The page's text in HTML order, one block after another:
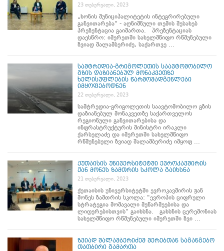
23 თებერვალი, 2023
„ხონის მუნიციპალიტეტის ინტეგრირებული
განვითარება“ - აღნიშნული თემის შესახებ
პრეზენტაცია გაიმართა. პრეზენტაციას
დაესწრო: იმერეთში სახელმწიფო რწმუნებული
ზვიად შალამბერიძე, საქართვე ...
სამტრედია-გრიგოლეთის საავტომობილო
გზის დაზიანებულ მონაკვეთზე
ხელისუფლების წარმომადგენლები
იმყოფებოდნენ
22 თებერვალი, 2023
სამტრედია-გრიგოლეთის საავტომობილო გზის
დაზიანებულ მონაკვეთზე საქართველოს
რეგიონული განვითარებისა და
ინფრასტრუქტურის მინისტრი ირაკლი
ქარსელაძე და იმერეთში სახელმწიფო
რწმუნებული ზვიად შალამბერიძე იმყოფ ...
ქუთაისის უნივერსიტეტში ევროკავშირის
ჟან მონეს ზამთრის სკოლა გაიხსნა
21 თებერვალი, 2023
ქუთაისის უნივერსიტეტში ევროკავშირის ჟან
მონეს ზამთრის სკოლა: "ევროპის ციფრული
სტრატეგია მომავალი მეწარმეებისა და
ლიდერებისთვის" გაიხსნა. გახსნის ცერემონიას
სახელმწიფო რწმუნებული იმერეთში ზვი ...
ზვიად შალამბერიძემ მერებთან საგანგებო
თათბირი გამართა